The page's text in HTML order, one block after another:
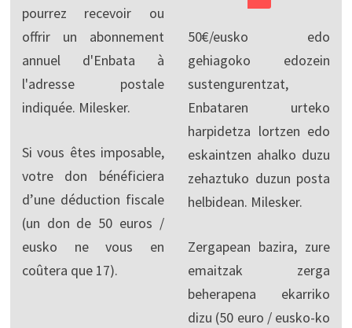
pourrez recevoir ou
offrir un abonnement
annuel d'Enbata à
l'adresse postale
indiquée. Milesker.
Si vous êtes imposable,
votre don bénéficiera
d’une déduction fiscale
(un don de 50 euros /
eusko ne vous en
coûtera que 17).
50€/eusko edo
gehiagoko edozein
sustengurentzat,
Enbataren urteko
harpidetza lortzen edo
eskaintzen ahalko duzu
zehaztuko duzun posta
helbidean. Milesker.
Zergapean bazira, zure
emaitzak zerga
beherapena ekarriko
dizu (50 euro / eusko-ko